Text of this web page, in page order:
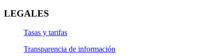
LEGALES
Tasas y tarifas
Transparencia de información